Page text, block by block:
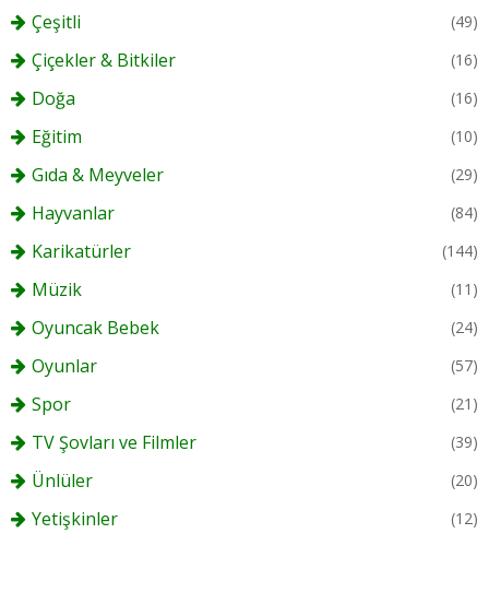
Çeşitli (49)
Çiçekler & Bitkiler (16)
Doğa (16)
Eğitim (10)
Gıda & Meyveler (29)
Hayvanlar (84)
Karikatürler (144)
Müzik (11)
Oyuncak Bebek (24)
Oyunlar (57)
Spor (21)
TV Şovları ve Filmler (39)
Ünlüler (20)
Yetişkinler (12)